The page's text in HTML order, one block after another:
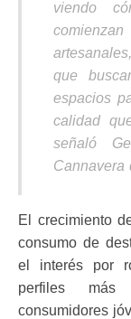
viendo
que
espacios
calidad
señaló
Cannavera
El crecimiento
consumo de
el interés por
perfiles más
consumidores